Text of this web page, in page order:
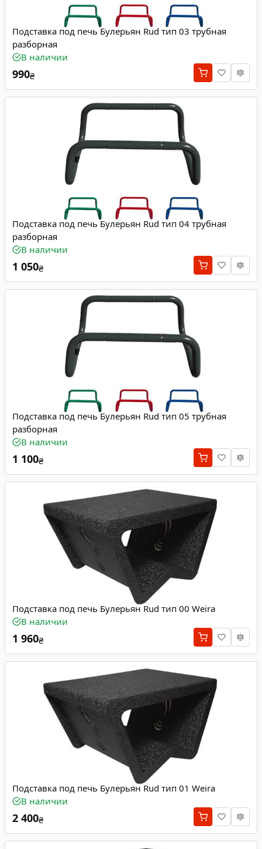
Подставка под печь Булерьян Rud тип 03 трубная
разборная
В наличии
990₴
Подставка под печь Булерьян Rud тип 04 трубная
разборная
В наличии
1 050₴
Подставка под печь Булерьян Rud тип 05 трубная
разборная
В наличии
1 100₴
Подставка под печь Булерьян Rud тип 00 Weira
В наличии
1 960₴
Подставка под печь Булерьян Rud тип 01 Weira
В наличии
2 400₴